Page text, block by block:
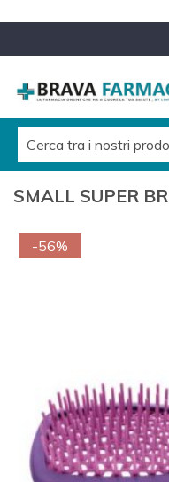
SMALL SUPER
-56%